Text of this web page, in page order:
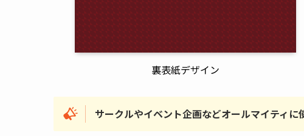
裏表紙デザイン
サークルやイベント企画などオールマイティに